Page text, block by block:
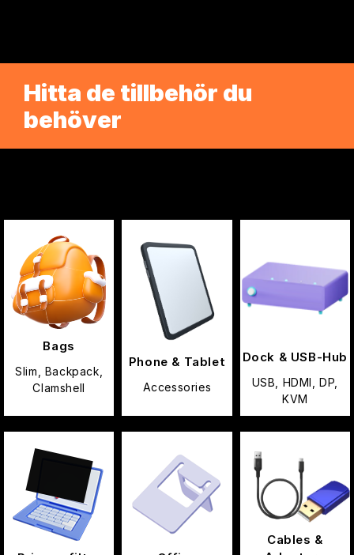
Hitta de tillbehör du
behöver
Bags
Slim, Backpack,
Clamshell
Phone & Tablet
Accessories
Dock & USB-Hub
USB, HDMI, DP,
KVM
Cables &